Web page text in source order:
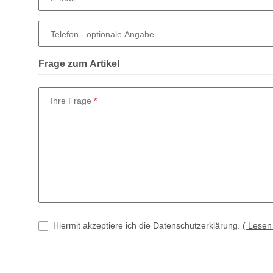
Telefon - optionale Angabe
Frage zum Artikel
Ihre Frage
Hiermit akzeptiere ich die Datenschutzerklärung. (